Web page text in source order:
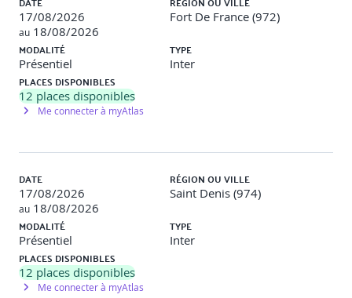
Surmonter les conflits au sein d’un groupe
Identification des sources de conflits et méthodes de
médiation
Simulation de gestion de conflit et mise en pratique
des techniques de résolution
Optimiser la collaboration pour atteindre les
objectifs
Structuration et organisation efficace d’un groupe de
travail
Planification et gestion collaborative des tâches
17/08/2026
au 18/08/2026
Fort De France (972)
MODALITÉ
Présentiel
TYPE
Inter
PLACES DISPONIBLES
12 places disponibles
Me connecter à myAtlas
DATE
17/08/2026
au 18/08/2026
RÉGION OU VILLE
Saint Denis (974)
MODALITÉ
Présentiel
TYPE
Inter
PLACES DISPONIBLES
12 places disponibles
Me connecter à myAtlas